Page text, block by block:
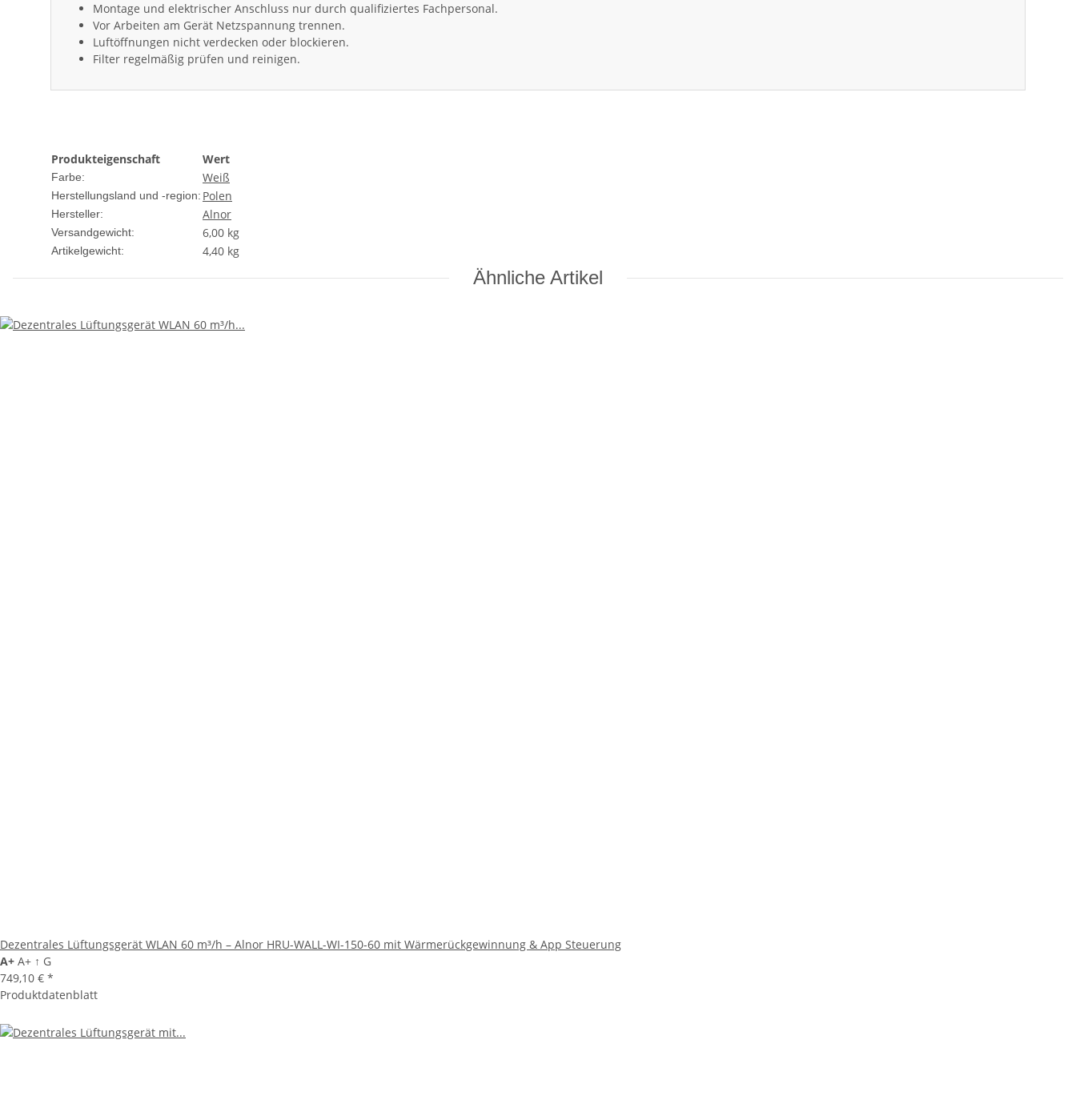
Montage und elektrischer Anschluss nur durch qualifiziertes Fachpersonal.
Vor Arbeiten am Gerät Netzspannung trennen.
Luftöffnungen nicht verdecken oder blockieren.
Filter regelmäßig prüfen und reinigen.
Produkteigenschaft Wert
Farbe: Weiß
Herstellungsland und -region: Polen
Hersteller: Alnor
Versandgewicht: 6,00 kg
Artikelgewicht: 4,40 kg
Ähnliche Artikel
Dezentrales Lüftungsgerät WLAN 60 m³/h – Alnor HRU-WALL-WI-150-60 mit Wärmerückgewinnung & App Steuerung
A+ A+ ↑ G
749,10 € *
Produktdatenblatt